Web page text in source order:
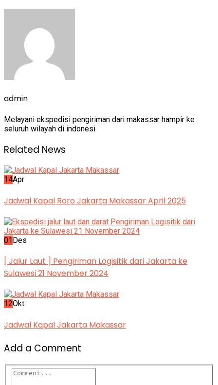
admin
Melayani ekspedisi pengiriman dari makassar hampir ke
seluruh wilayah di indonesi
Related News
14Apr
Jadwal Kapal Roro Jakarta Makassar April 2025
01Des
[ Jalur Laut ] Pengiriman Logisitik dari Jakarta ke
Sulawesi 21 November 2024
12Okt
Jadwal Kapal Jakarta Makassar
Add a Comment